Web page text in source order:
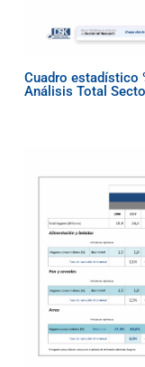
Cuadro estadístico
Análisis Total